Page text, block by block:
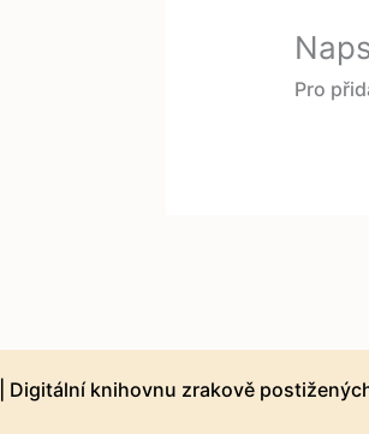
Pro
Digitální knihovnu zrakově